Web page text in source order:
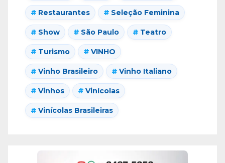
Restaurantes Seleção Feminina
Show São Paulo Teatro
Turismo VINHO
Vinho Brasileiro Vinho Italiano
Vinhos Vinícolas
Vinícolas Brasileiras